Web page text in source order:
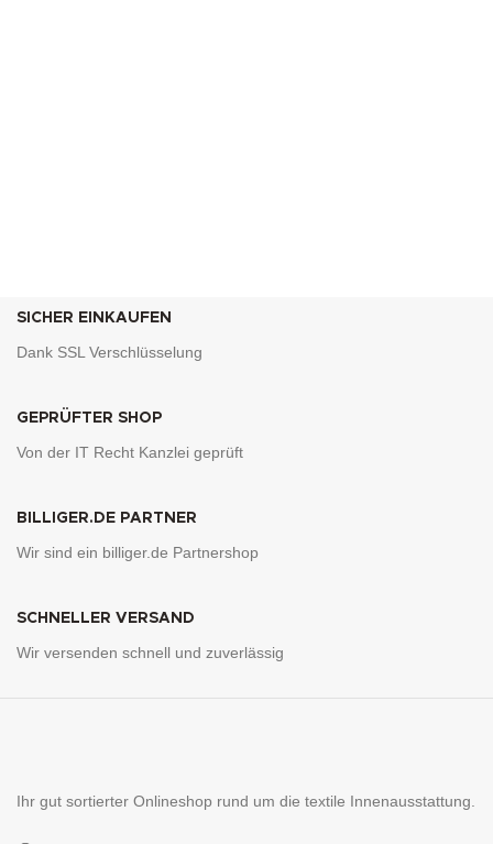
SICHER EINKAUFEN
Dank SSL Verschlüsselung
GEPRÜFTER SHOP
Von der IT Recht Kanzlei geprüft
BILLIGER.DE PARTNER
Wir sind ein billiger.de Partnershop
SCHNELLER VERSAND
Wir versenden schnell und zuverlässig
Ihr gut sortierter Onlineshop rund um die textile Innenausstattung.